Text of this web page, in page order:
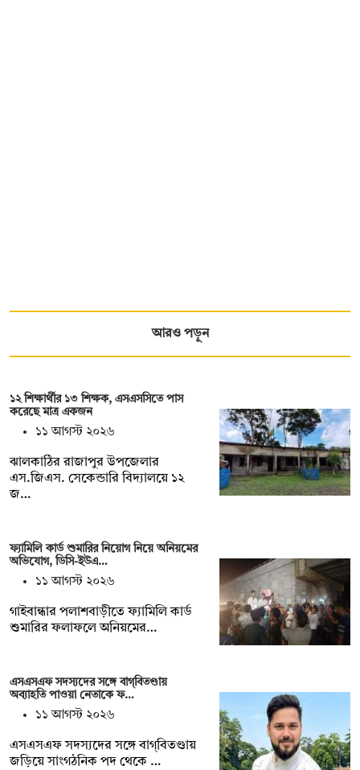
আরও পড়ুন
১২ শিক্ষার্থীর ১৩ শিক্ষক, এসএসসিতে পাস
করেছে মাত্র একজন
১১ আগস্ট ২০২৬
ঝালকাঠির রাজাপুর উপজেলার
এস.জিএস. সেকেন্ডারি বিদ্যালয়ে ১২
জ…
ফ্যামিলি কার্ড শুমারির নিয়োগ নিয়ে অনিয়মের
অভিযোগ, ডিসি-ইউএ…
১১ আগস্ট ২০২৬
গাইবান্ধার পলাশবাড়ীতে ফ্যামিলি কার্ড
শুমারির ফলাফলে অনিয়মের…
এসএসএফ সদস্যদের সঙ্গে বাগ্‌বিতণ্ডায়
অব্যাহতি পাওয়া নেতাকে ফ…
১১ আগস্ট ২০২৬
এসএসএফ সদস্যদের সঙ্গে বাগ্‌বিতণ্ডায়
জড়িয়ে সাংগঠনিক পদ থেকে …